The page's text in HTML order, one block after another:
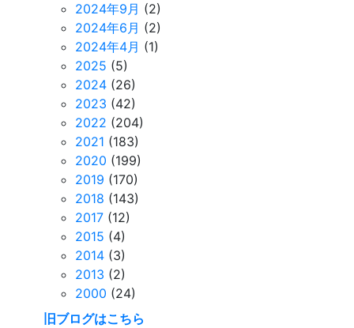
2024年9月 (2)
2024年6月 (2)
2024年4月 (1)
2025 (5)
2024 (26)
2023 (42)
2022 (204)
2021 (183)
2020 (199)
2019 (170)
2018 (143)
2017 (12)
2015 (4)
2014 (3)
2013 (2)
2000 (24)
旧ブログはこちら